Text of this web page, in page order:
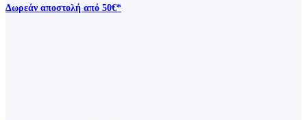
Δωρεάν αποστολή από 50€*